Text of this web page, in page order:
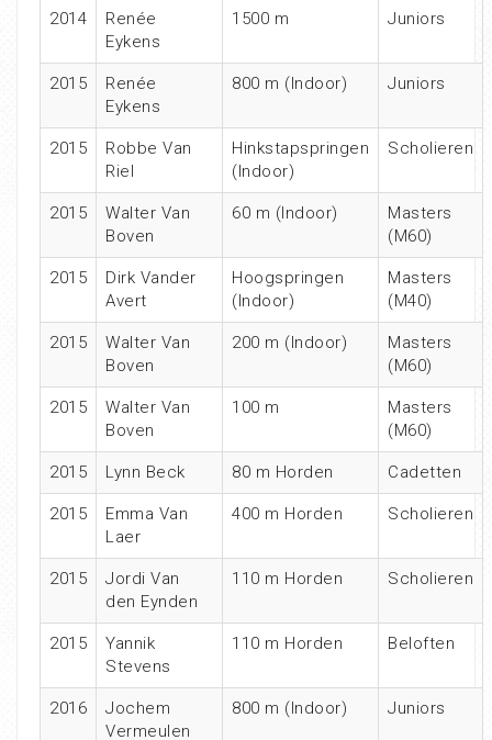
2014
Renée
Eykens
1500 m Juniors
2015
Renée
Eykens
800 m (Indoor) Juniors
2015
Robbe Van
Riel
Hinkstapspringen
(Indoor)
Scholieren
2015
Walter Van
Boven
60 m (Indoor)
Masters
(M60)
2015
Dirk Vander
Avert
Hoogspringen
(Indoor)
Masters
(M40)
2015
Walter Van
Boven
200 m (Indoor)
Masters
(M60)
2015
Walter Van
Boven
100 m
Masters
(M60)
2015 Lynn Beck 80 m Horden Cadetten
2015
Emma Van
Laer
400 m Horden Scholieren
2015
Jordi Van
den Eynden
110 m Horden Scholieren
2015
Yannik
Stevens
110 m Horden Beloften
2016
Jochem
Vermeulen
800 m (Indoor) Juniors